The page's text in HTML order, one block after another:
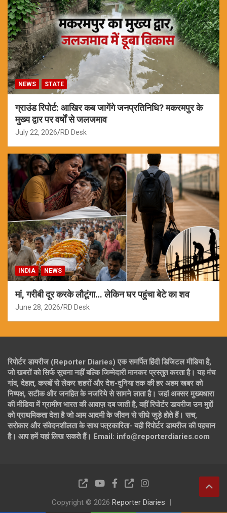
NEWS STATE
ग्राउंड रिपोर्ट: आखिर कब जागेंगे जनप्रतिनिधि? मकरमपुर के
मुख्य द्वार पर वर्षों से जलजमाव
July 22, 2026 RD Desk
INDIA NEWS
मां, गरीबी दूर करके लौटूंगा… लेकिन घर पहुंचा बेटे का शव
June 28, 2026 RD Desk
रिपोर्टर डायरीज (Reporter Diaries) एक समर्पित हिंदी डिजिटल मीडिया है,
जो खबरों को सिर्फ सूचना नहीं बल्कि जिम्मेदारी मानकर प्रस्तुत करता है। यह मंच
गांव, देहात, कस्बों से लेकर शहरों और देश-दुनिया तक की हर अहम खबर को
निष्पक्ष, सटीक और जनहित के नजरिये से सामने लाता है। जहां अक्सर मुख्यधारा
की मीडिया में ग्रामीण भारत की आवाज़ दब जाती है, वहीं रिपोर्टर डायरीज उन मुद्दों
को प्राथमिकता देता है जो आम आदमी के जीवन से सीधे जुड़े होते हैं। सच,
सरोकार और संवेदनशीलता के साथ पत्रकारिता- यही रिपोर्टर डायरीज की पहचान
है। आप हमें यहां लिख सकते हैं। Email: info@reporterdiaries.com
Copyright © 2026 Reporter Diaries